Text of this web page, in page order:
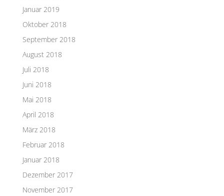
Januar 2019
Oktober 2018
September 2018
August 2018
Juli 2018
Juni 2018
Mai 2018
April 2018
März 2018
Februar 2018
Januar 2018
Dezember 2017
November 2017